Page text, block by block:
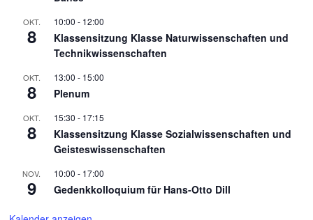
OKT.
8
10:00 - 12:00
Klassensitzung Klasse Naturwissenschaften und
Technikwissenschaften
OKT.
8
13:00 - 15:00
Plenum
OKT.
8
15:30 - 17:15
Klassensitzung Klasse Sozialwissenschaften und
Geisteswissenschaften
NOV.
9
10:00 - 17:00
Gedenkkolloquium für Hans-Otto Dill